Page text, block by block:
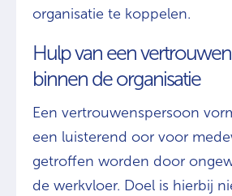
organisatie te koppelen.
Hulp van een
binnen de organisatie
Een vertrouwenspersoon
een luisterend oor voor
getroffen worden door
de werkvloer. Doel is hierbij